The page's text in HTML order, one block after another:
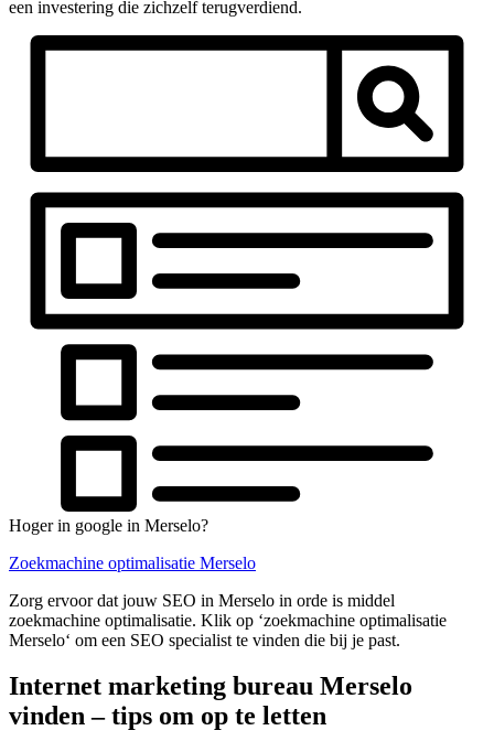
een investering die zichzelf terugverdiend.
Hoger in google in Merselo?
Zoekmachine optimalisatie Merselo
Zorg ervoor dat jouw SEO in Merselo in orde is middel
zoekmachine optimalisatie. Klik op ‘zoekmachine optimalisatie
Merselo‘ om een SEO specialist te vinden die bij je past.
Internet marketing bureau Merselo
vinden – tips om op te letten